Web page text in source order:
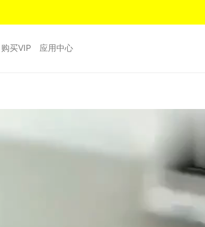
购买VIP 应用中心